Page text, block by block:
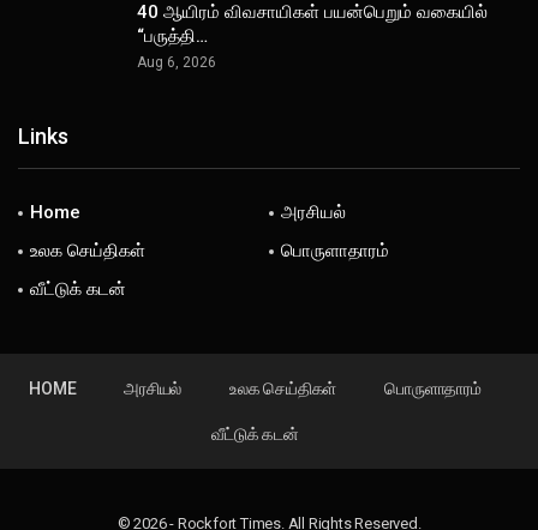
40 ஆயிரம் விவசாயிகள் பயன்பெறும் வகையில்
“பருத்தி…
Aug 6, 2026
Links
Home
அரசியல்
உலக செய்திகள்
பொருளாதாரம்
வீட்டுக் கடன்
HOME அரசியல் உலக செய்திகள் பொருளாதாரம்
வீட்டுக் கடன்
© 2026 - Rockfort Times. All Rights Reserved.